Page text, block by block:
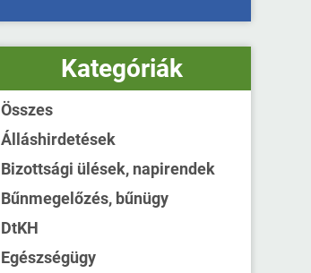
Kategóriák
Összes
Álláshirdetések
Bizottsági ülések, napirendek
Bűnmegelőzés, bűnügy
DtKH
Egészségügy